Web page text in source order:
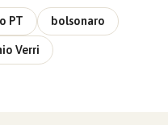
PT bolsonaro
Verri